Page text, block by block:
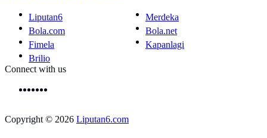
Liputan6
Merdeka
Bola.com
Bola.net
Fimela
Kapanlagi
Brilio
Connect with us
Copyright © 2026 Liputan6.com